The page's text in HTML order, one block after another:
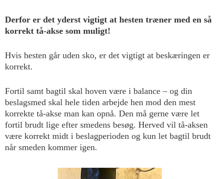
Derfor er det yderst vigtigt at hesten træner med en så
korrekt tå-akse som muligt!
Hvis hesten går uden sko, er det vigtigt at beskæringen er
korrekt.
Fortil samt bagtil skal hoven være i balance – og din
beslagsmed skal hele tiden arbejde hen mod den mest
korrekte tå-akse man kan opnå. Den må gerne være let
fortil brudt lige efter smedens besøg. Herved vil tå-aksen
være korrekt midt i beslagperioden og kun let bagtil brudt
når smeden kommer igen.